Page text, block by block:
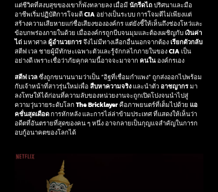
แต่ชีวิตที่สงบสุขของเขาก็พังทลายลง เมื่อมี นักรีดไถปริศนาและมือ
อาชีพเริ่มปฏิบัติการโจมตีCIA อย่างเป็นระบบ การโจมตีไม่เพียงแต่
สร้างความเสียหายแก่ชื่อเสียงขององค์กร แต่ยังชี้ให้เห็นถึงช่องโหว่และ
ข้อบกพร่องภายในด้วย เมื่อองค์กรถูกบีบจนมุมและต้องเผชิญกับ เงินค่า
ไถ่มหาศาล ผู้อำนวยการจึงไม่มีทางเลือกอื่นนอกจากต้อง เรียกตัวกลับ
สตีฟ เวล ชายผู้มีทักษะเฉพาะตัวและรู้จักกลไกภายในของCIA เป็น
อย่างดี เพราะเชื่อว่าภัยคุกคามนี้อาจจะมาจาก คนใน องค์กรเอง
สตีฟ เวลซึ่งถูกขนานนามว่าเป็น “อิฐที่เชื่อมกำแพง” ถูกส่งออกไปพร้อม
กับเจ้าหน้าที่สาวรุ่นใหม่เพื่อ สืบหาความจริง และนำตัว อาชญากรมา
ลงโทษให้ได้ก่อนที่ความลับของหน่วยงานจะถูกเปิดโปงจนนำไปสู่
ความวุ่นวายระดับโลก The Bricklayerคือภาพยนตร์ที่เต็มไปด้วย แอ
คชั่นสุดเดือด การหักหลัง และการไล่ล่าข้ามประเทศ ที่แสดงให้เห็นว่า
อดีตที่อันตรายที่สุดของคน ๆ หนึ่ง อาจกลายเป็นกุญแจสำคัญในการก
อบกู้อนาคตของโลกได้